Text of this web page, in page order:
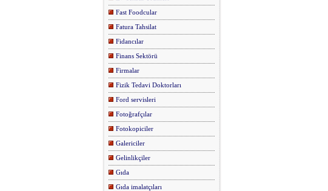
Fast Foodcular
Fatura Tahsilat
Fidancılar
Finans Sektörü
Firmalar
Fizik Tedavi Doktorları
Ford servisleri
Fotoğrafçılar
Fotokopiciler
Galericiler
Gelinlikçiler
Gıda
Gıda imalatçıları